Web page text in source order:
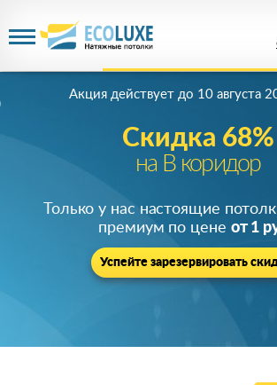
Скидка 68%
на В коридор
Акция действует до 10 августа
Только у нас настоящие
премиум по цене от 1
Успейте зарезервировать